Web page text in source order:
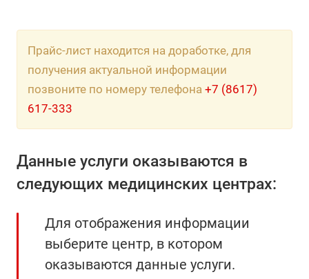
Прайс-лист находится на доработке, для
получения актуальной информации
позвоните по номеру телефона +7 (8617)
617-333
Данные услуги оказываются в
следующих медицинских центрах:
Для отображения информации
выберите центр, в котором
оказываются данные услуги.